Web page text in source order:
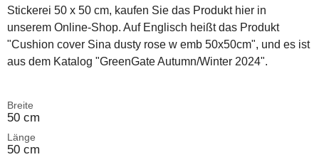
Stickerei 50 x 50 cm, kaufen Sie das Produkt hier in
unserem Online-Shop. Auf Englisch heißt das Produkt
"Cushion cover Sina dusty rose w emb 50x50cm", und es ist
aus dem Katalog "GreenGate Autumn/Winter 2024".
Breite
50 cm
Länge
50 cm